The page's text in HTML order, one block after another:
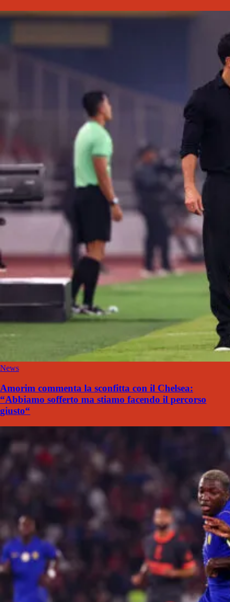
News
Amorim commenta la sconfitta con il Chelsea:
“Abbiamo sofferto ma stiamo facendo il percorso
giusto“